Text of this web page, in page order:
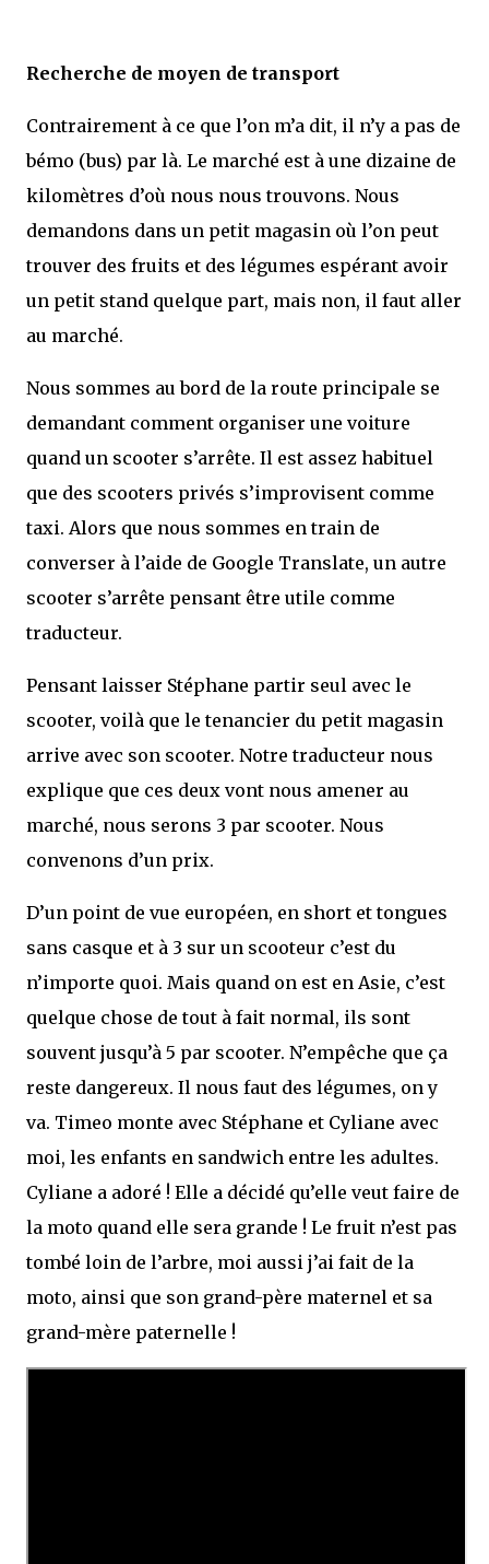
Recherche de moyen de transport
Contrairement à ce que l’on m’a dit, il n’y a pas de
bémo (bus) par là. Le marché est à une dizaine de
kilomètres d’où nous nous trouvons. Nous
demandons dans un petit magasin où l’on peut
trouver des fruits et des légumes espérant avoir
un petit stand quelque part, mais non, il faut aller
au marché.
Nous sommes au bord de la route principale se
demandant comment organiser une voiture
quand un scooter s’arrête. Il est assez habituel
que des scooters privés s’improvisent comme
taxi. Alors que nous sommes en train de
converser à l’aide de Google Translate, un autre
scooter s’arrête pensant être utile comme
traducteur.
Pensant laisser Stéphane partir seul avec le
scooter, voilà que le tenancier du petit magasin
arrive avec son scooter. Notre traducteur nous
explique que ces deux vont nous amener au
marché, nous serons 3 par scooter. Nous
convenons d’un prix.
D’un point de vue européen, en short et tongues
sans casque et à 3 sur un scooteur c’est du
n’importe quoi. Mais quand on est en Asie, c’est
quelque chose de tout à fait normal, ils sont
souvent jusqu’à 5 par scooter. N’empêche que ça
reste dangereux. Il nous faut des légumes, on y
va. Timeo monte avec Stéphane et Cyliane avec
moi, les enfants en sandwich entre les adultes.
Cyliane a adoré ! Elle a décidé qu’elle veut faire de
la moto quand elle sera grande ! Le fruit n’est pas
tombé loin de l’arbre, moi aussi j’ai fait de la
moto, ainsi que son grand-père maternel et sa
grand-mère paternelle !